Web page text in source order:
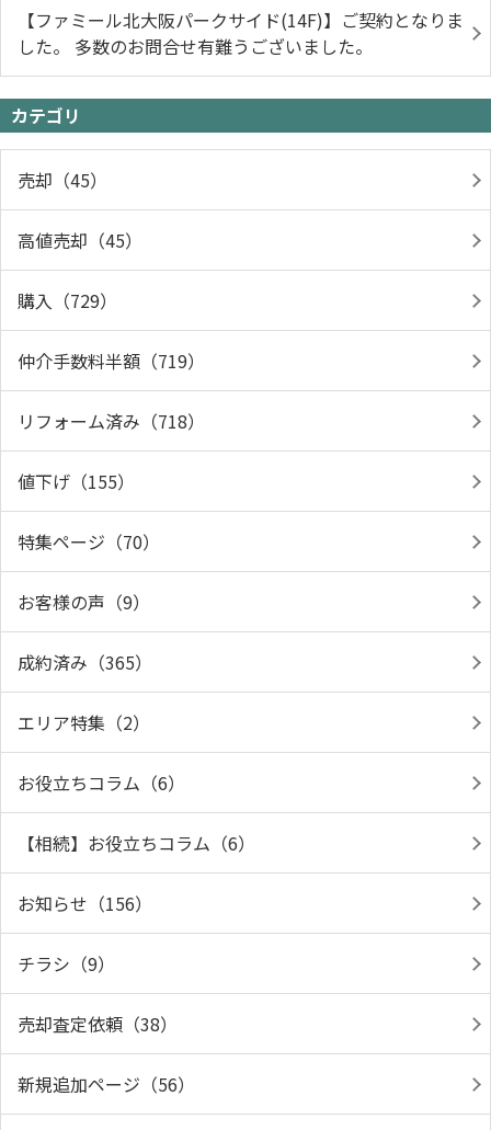
【ファミール北大阪パークサイド(14F)】ご契約となりま
した。 多数のお問合せ有難うございました。
カテゴリ
売却（45）
高値売却（45）
購入（729）
仲介手数料半額（719）
リフォーム済み（718）
値下げ（155）
特集ページ（70）
お客様の声（9）
成約済み（365）
エリア特集（2）
お役立ちコラム（6）
【相続】お役立ちコラム（6）
お知らせ（156）
チラシ（9）
売却査定依頼（38）
新規追加ページ（56）